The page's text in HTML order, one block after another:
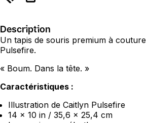
Description
Un tapis de souris premium à
Pulsefire.
« Boum. Dans la tête. »
Caractéristiques :
Illustration de Caitlyn Pulsefire
14 x 10 in / 35,6 x 25,4 cm